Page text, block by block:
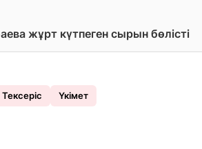
жұрт күтпеген сырын бөлісті
Тексеріс Үкімет